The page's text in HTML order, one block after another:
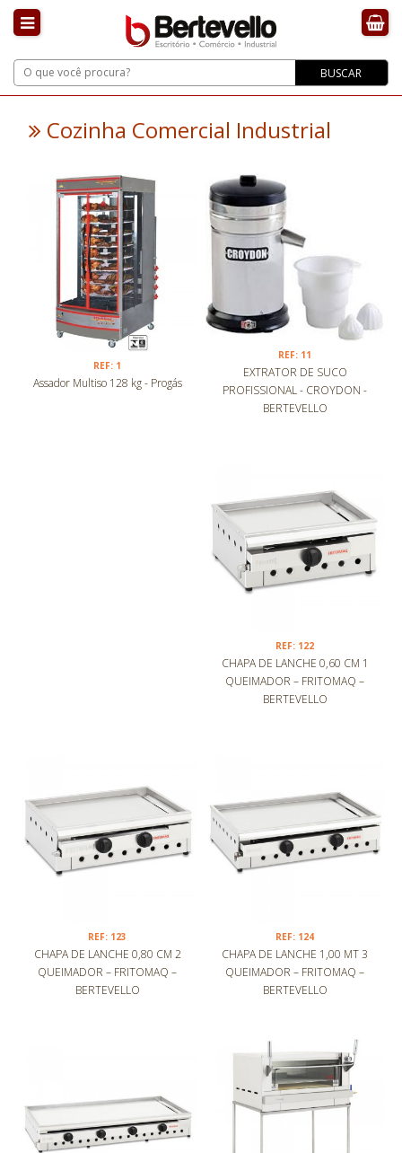
BUSCAR
Cozinha Comercial Industrial
REF: 1
Assador Multiso 128 kg - Progás
REF: 11
EXTRATOR DE SUCO
PROFISSIONAL - CROYDON -
BERTEVELLO
REF: 122
CHAPA DE LANCHE 0,60 CM 1
QUEIMADOR – FRITOMAQ –
BERTEVELLO
REF: 123
CHAPA DE LANCHE 0,80 CM 2
QUEIMADOR – FRITOMAQ –
BERTEVELLO
REF: 124
CHAPA DE LANCHE 1,00 MT 3
QUEIMADOR – FRITOMAQ –
BERTEVELLO